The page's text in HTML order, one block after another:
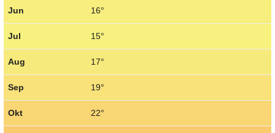
Jun 16°
Jul 15°
Aug 17°
Sep 19°
Okt 22°